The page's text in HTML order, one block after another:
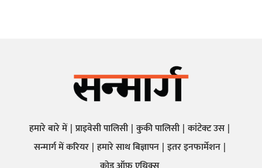
हमारे बारे में प्राइवेसी पालिसी कुकी पालिसी कांटेक्ट उस
सन्मार्ग में करियर हमारे साथ बिज्ञापन इतर इनफार्मेशन